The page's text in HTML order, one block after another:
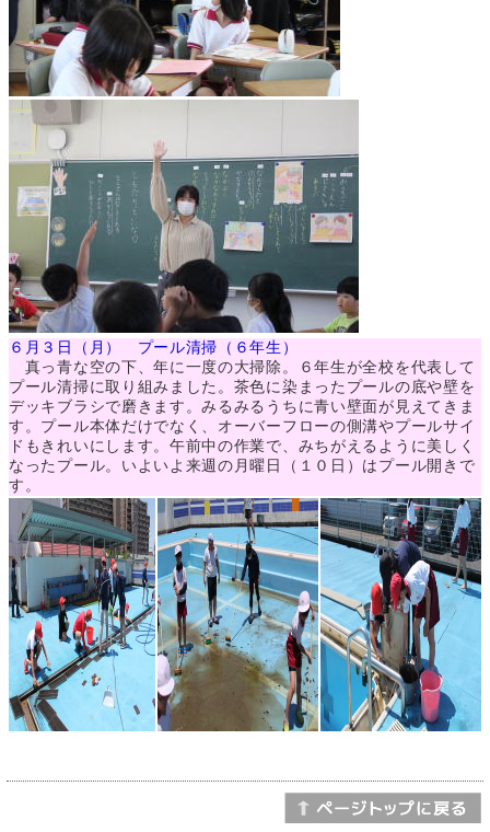
６月３日（月） プール清掃（６年生）
真っ青な空の下、年に一度の大掃除。６年生が全校を代表して
プール清掃に取り組みました。茶色に染まったプールの底や壁を
デッキブラシで磨きます。みるみるうちに青い壁面が見えてきま
す。プール本体だけでなく、オーバーフローの側溝やプールサイ
ドもきれいにします。午前中の作業で、みちがえるように美しく
なったプール。いよいよ来週の月曜日（１０日）はプール開きで
す。